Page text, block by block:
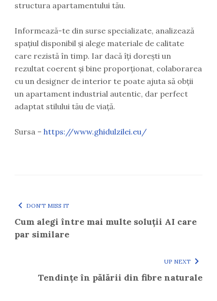
structura apartamentului tău.
Informează-te din surse specializate, analizează
spațiul disponibil și alege materiale de calitate
care rezistă în timp. Iar dacă îți dorești un
rezultat coerent și bine proporționat, colaborarea
cu un designer de interior te poate ajuta să obții
un apartament industrial autentic, dar perfect
adaptat stilului tău de viață.
Sursa – https://www.ghidulzilei.eu/
DON'T MISS IT
Cum alegi între mai multe soluții AI care
par similare
UP NEXT
Tendințe în pălării din fibre naturale